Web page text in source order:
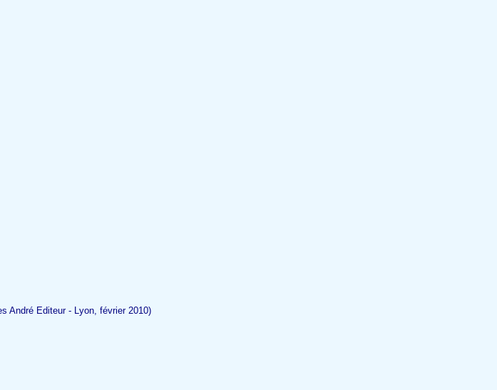
André Editeur - Lyon, février 2010)